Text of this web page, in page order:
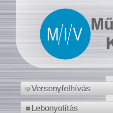
Versenyfelhívás
Lebonyolítás